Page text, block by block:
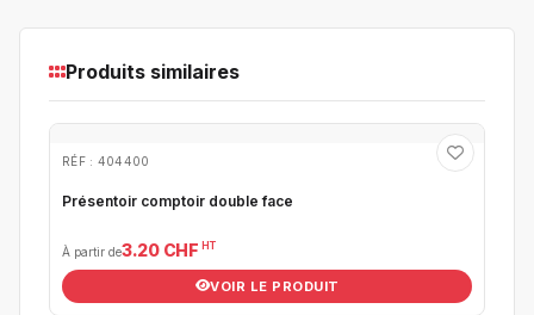
Produits similaires
RÉF : 404400
Présentoir comptoir double face
À partir de3.20 CHF HT
VOIR LE PRODUIT